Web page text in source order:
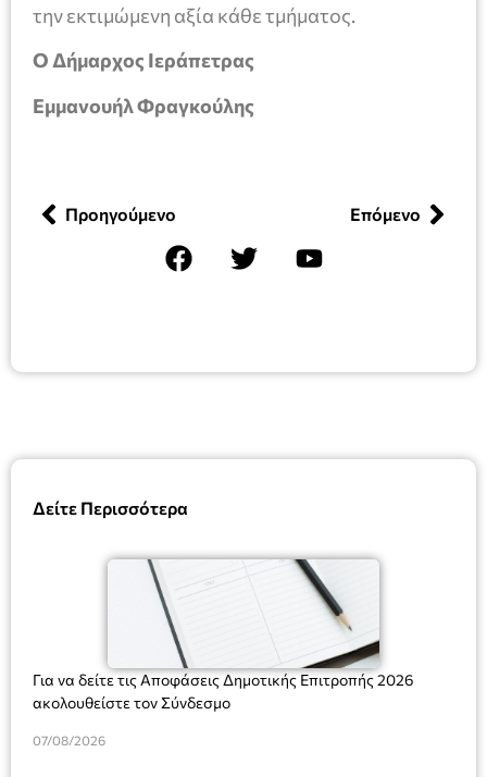
Δείτε Περισσότερα
Για να δείτε τις Αποφάσεις Δημοτικής Επιτροπής 2026
ακολουθείστε τον Σύνδεσμο
07/08/2026
την εκτιμώμενη αξία κάθε τμήματος.
Ο Δήμαρχος Ιεράπετρας
Εμμανουήλ Φραγκούλης
Προηγούμενο Επόμενο